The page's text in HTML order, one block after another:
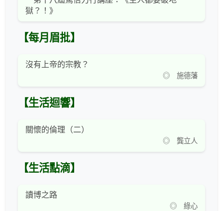
獄？！》
【每月眉批】
沒有上帝的宗教？
◎ 施德藩
【生活迴響】
關懷的倫理（二）
◎ 龔立人
【生活點滴】
讀博之路
◎ 綠心